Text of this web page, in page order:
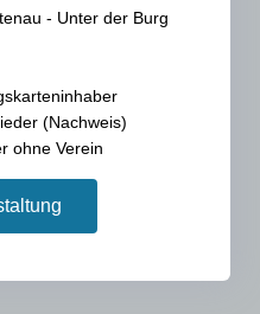
- Unter der Burg
(Nachweis)
ohne Verein